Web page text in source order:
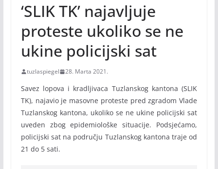
‘SLIK TK’ najavljuje
proteste ukoliko se ne
ukine policijski sat
tuzlaspiegel 28. Marta 2021.
Savez lopova i kradljivaca Tuzlanskog kantona (SLIK
TK), najavio je masovne proteste pred zgradom Vlade
Tuzlanskog kantona, ukoliko se ne ukine policijski sat
uveden zbog epidemiološke situacije. Podsjećamo,
policijski sat na području Tuzlanskog kantona traje od
21 do 5 sati.